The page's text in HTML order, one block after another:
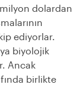
dolardan
ediyorlar.
biyolojik
Ancak
birlikte